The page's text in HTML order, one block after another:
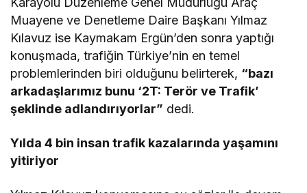
Muayene ve Denetleme Daire Başkanı Yılmaz
Kılavuz ise Kaymakam Ergün’den sonra yaptığı
konuşmada, trafiğin Türkiye’nin en temel
problemlerinden biri olduğunu belirterek, “bazı
arkadaşlarımız bunu ‘2T: Terör ve Trafik’
şeklinde adlandırıyorlar” dedi.
Yılda 4 bin insan trafik kazalarında yaşamını
yitiriyor